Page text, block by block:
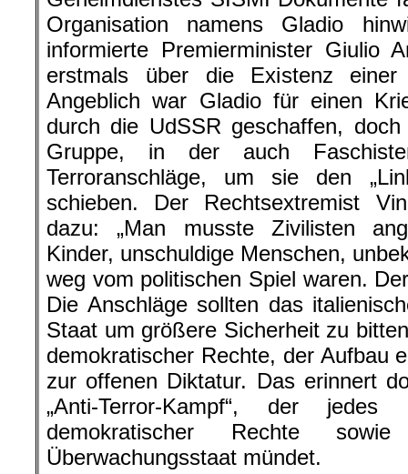
Organisation namens Gladio
informierte Premierminister Giulio
erstmals über die Existenz einer
Angeblich war Gladio für einen
durch die UdSSR geschaffen,
Gruppe, in der auch
Terroranschläge, um sie den
schieben. Der Rechtsextremist
dazu: „Man musste Zivilisten
Kinder, unschuldige Menschen,
weg vom politischen Spiel waren.
Die Anschläge sollten das
Staat um größere Sicherheit zu
demokratischer Rechte, der Aufbau
zur offenen Diktatur. Das erinnert
„Anti-Terror-Kampf“, der
demokratischer Rechte
Überwachungsstaat mündet.